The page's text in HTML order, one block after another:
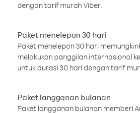
dengan tarif murah Viber.
Paket menelepon 30 hari
Paket menelepon 30 hari
melakukan panggilan internasional
untuk durasi 30 hari dengan tarif
Paket langganan bulanan
Paket langganan bulanan memberi